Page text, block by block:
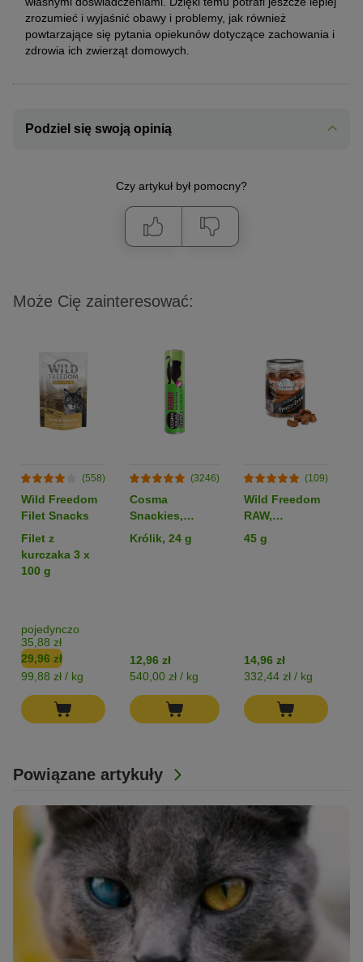
zrozumieć i wyjaśnić obawy i problemy, jak również
powtarzające się pytania opiekunów dotyczące zachowania i
zdrowia ich zwierząt domowych.
Podziel się swoją opinią
Czy artykuł był pomocny?
Powiązane artykuły
Może Cię zainteresować:
(558)
Wild Freedom
Filet Snacks
Filet z
kurczaka 3 x
100 g
pojedynczo
35,88 zł
29,96 zł
99,88 zł / kg
(3246)
Cosma
Snackies,
liofilizowane
Królik, 24 g
12,96 zł
540,00 zł / kg
(109)
Wild Freedom
RAW,
liofilizowane
serca kurze
45 g
14,96 zł
332,44 zł / kg